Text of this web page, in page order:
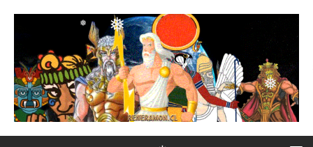
❅
❅ ❅
❅